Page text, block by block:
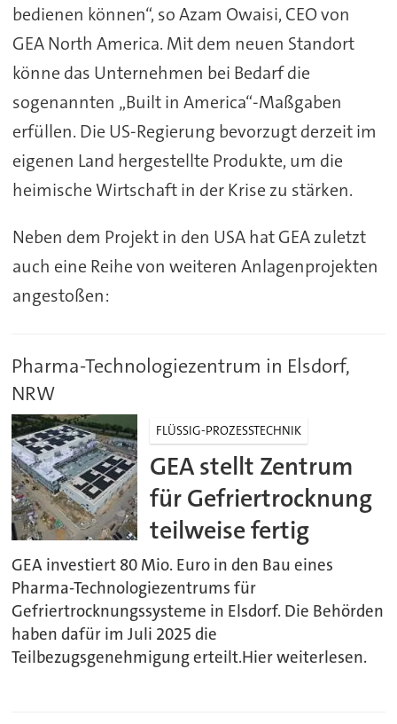
bedienen können“, so Azam Owaisi, CEO von
GEA North America. Mit dem neuen Standort
könne das Unternehmen bei Bedarf die
sogenannten „Built in America“-Maßgaben
erfüllen. Die US-Regierung bevorzugt derzeit im
eigenen Land hergestellte Produkte, um die
heimische Wirtschaft in der Krise zu stärken.
Neben dem Projekt in den USA hat GEA zuletzt
auch eine Reihe von weiteren Anlagenprojekten
angestoßen:
Pharma-Technologiezentrum in Elsdorf,
NRW
FLÜSSIG-PROZESSTECHNIK
GEA stellt Zentrum
für Gefriertrocknung
teilweise fertig
GEA investiert 80 Mio. Euro in den Bau eines
Pharma-Technologiezentrums für
Gefriertrocknungssysteme in Elsdorf. Die Behörden
haben dafür im Juli 2025 die
Teilbezugsgenehmigung erteilt.Hier weiterlesen.